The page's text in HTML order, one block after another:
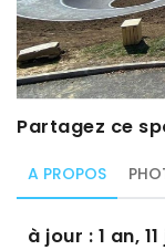
Trial
XC Rando -
XCO
Derniers
Partagez ce
A PROPOS
à jour : 1 an,